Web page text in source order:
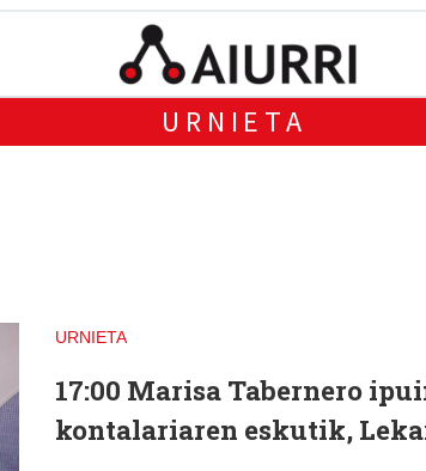
URNIETA
URNIETA
17:00 Marisa Tabernero
kontalariaren eskutik,